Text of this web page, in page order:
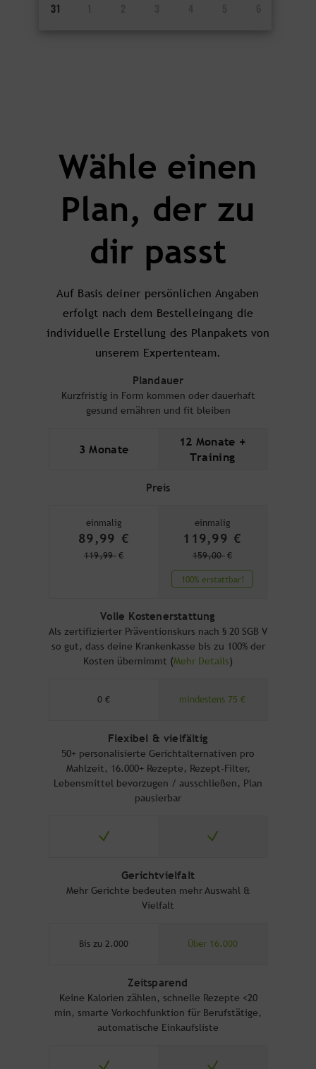
31
Wähle einen
Plan, der zu
dir passt
Auf Basis deiner persönlichen Angaben
erfolgt nach dem Bestelleingang die
individuelle Erstellung des Planpakets von
unserem Expertenteam.
Plandauer
Kurzfristig in Form kommen oder dauerhaft
gesund ernähren und fit bleiben
3 Monate
12 Monate +
Training
Preis
einmalig
89,99 €
119,99 €
einmalig
119,99 €
159,00 €
100% erstattbar!
Volle Kostenerstattung
Als zertifizierter Präventionskurs nach § 20 SGB V
so gut, dass deine Krankenkasse bis zu 100% der
Kosten übernimmt (Mehr Details)
0 € mindestens 75 €
Flexibel & vielfältig
50+ personalisierte Gerichtalternativen pro
Mahlzeit, 16.000+ Rezepte, Rezept-Filter,
Lebensmittel bevorzugen / ausschließen, Plan
pausierbar
Gerichtvielfalt
Mehr Gerichte bedeuten mehr Auswahl &
Vielfalt
Bis zu 2.000 Über 16.000
Zeitsparend
Keine Kalorien zählen, schnelle Rezepte <20
min, smarte Vorkochfunktion für Berufstätige,
automatische Einkaufsliste